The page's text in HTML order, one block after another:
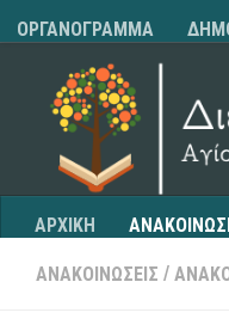
Skip to content
ΟΡΓΑΝΟΓΡΑΜΜΑ
ΑΡΧΙΚΗ
ΑΝΑΚΟΙΝΩΣΕΙΣ /